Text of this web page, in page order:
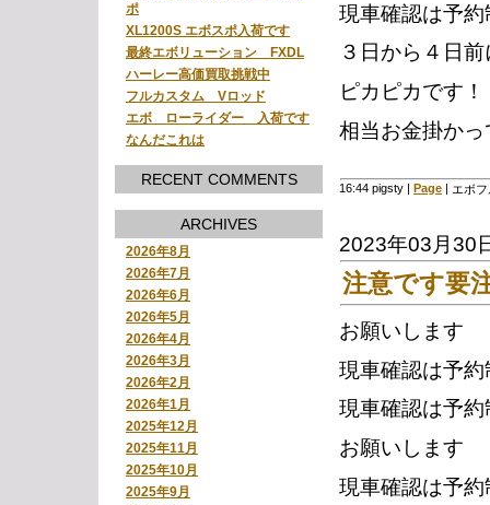
ポ
XL1200S エボスポ入荷です
最終エボリューション FXDL
ハーレー高価買取挑戦中
フルカスタム Vロッド
エボ ローライダー 入荷です
なんだこれは
RECENT COMMENTS
ARCHIVES
2026年8月
2026年7月
2026年6月
2026年5月
2026年4月
2026年3月
2026年2月
2026年1月
2025年12月
2025年11月
2025年10月
2025年9月
現車確認は予
３日から４日
ピカピカです！
相当お金掛か
16:44 pigsty | Page | エボ
2023年03月30
注意です要
お願いします
現車確認は予
現車確認は予
お願いします
現車確認は予